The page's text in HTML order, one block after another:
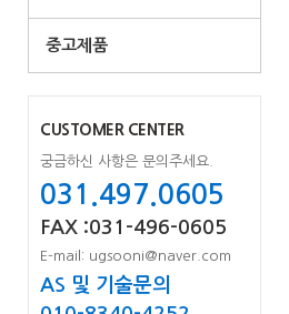
중고제품
CUSTOMER CENTER
궁금하신 사항은 문의주세요.
031.497.0605
FAX :031-496-0605
E-mail: ugsooni@naver.com
AS 및 기술문의